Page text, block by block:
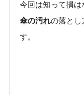
今回は知って損は
傘の汚れの落とし
す。